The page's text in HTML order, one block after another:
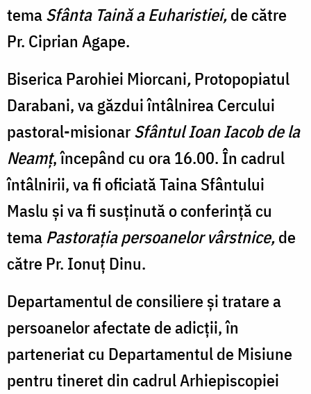
temaSfânta Taină a Euharistiei,de către
Pr. Ciprian Agape.
Biserica Parohiei Miorcani,Protopopiatul
Darabani, va găzdui întâlnirea Cercului
pastoral-misionarSfântul Ioan Iacob de la
Neamț, începând cu ora 16.00. În cadrul
întâlnirii, va fi oficiată Taina Sfântului
Maslu și va fi susținută o conferință cu
tema Pastorația persoanelor vârstnice,de
către Pr. Ionuț Dinu.
Departamentul de consiliere și tratare a
persoanelor afectate de adicții, în
parteneriat cu Departamentul de Misiune
pentru tineret din cadrul Arhiepiscopiei